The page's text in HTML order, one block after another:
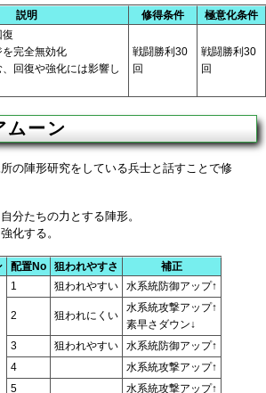
説明 修得条件 極意化条件
復
完全無効化
回復や強化には影響し
戦闘勝利30
回
戦闘勝利30
回
ムーン
の陣形研究をしている兵士と話すことで修
分たちの力とする陣形。
化する。
配置No 狙われやすさ 補正
1 狙われやすい 水系統防御アップ↑
2 狙われにくい
水系統攻撃アップ↑
素早さダウン↓
3
狙われやすい
水系統防御アップ↑
4
水系統攻撃アップ↑
5
水系統攻撃アップ↑